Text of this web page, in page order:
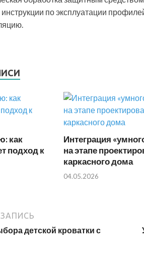
по эксплуатации
как
подход к
Интеграция
на этапе
каркасного дома
04.05.2026
детской кроватки с